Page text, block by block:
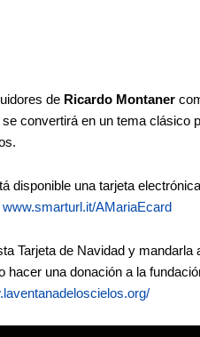
de Ricardo Montaner
se convertirá en un tema clásico
disponible una tarjeta
www.smarturl.it/AMariaEcard
Tarjeta de Navidad y mandarla
hacer una donación a la